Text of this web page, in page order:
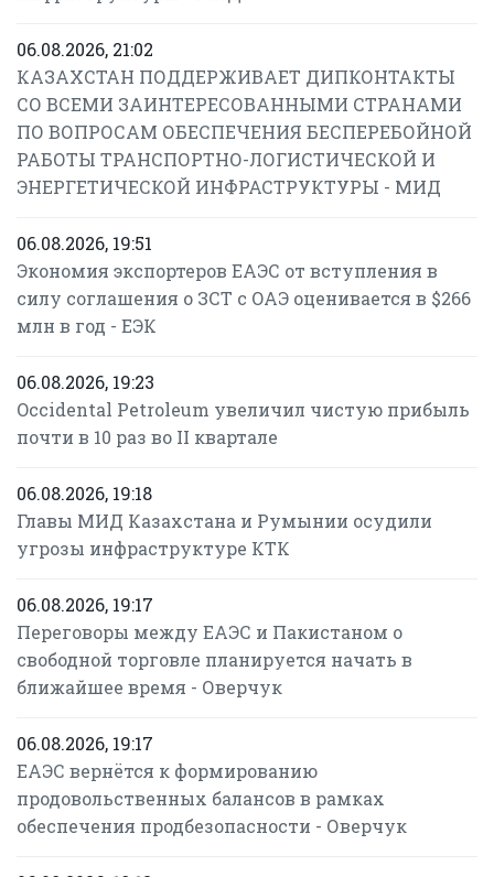
06.08.2026, 21:02
КАЗАХСТАН ПОДДЕРЖИВАЕТ ДИПКОНТАКТЫ
СО ВСЕМИ ЗАИНТЕРЕСОВАННЫМИ СТРАНАМИ
ПО ВОПРОСАМ ОБЕСПЕЧЕНИЯ БЕСПЕРЕБОЙНОЙ
РАБОТЫ ТРАНСПОРТНО-ЛОГИСТИЧЕСКОЙ И
ЭНЕРГЕТИЧЕСКОЙ ИНФРАСТРУКТУРЫ - МИД
06.08.2026, 19:51
Экономия экспортеров ЕАЭС от вступления в
силу соглашения о ЗСТ с ОАЭ оценивается в $266
млн в год - ЕЭК
06.08.2026, 19:23
Occidental Petroleum увеличил чистую прибыль
почти в 10 раз во II квартале
06.08.2026, 19:18
Главы МИД Казахстана и Румынии осудили
угрозы инфраструктуре КТК
06.08.2026, 19:17
Переговоры между ЕАЭС и Пакистаном о
свободной торговле планируется начать в
ближайшее время - Оверчук
06.08.2026, 19:17
ЕАЭС вернётся к формированию
продовольственных балансов в рамках
обеспечения продбезопасности - Оверчук